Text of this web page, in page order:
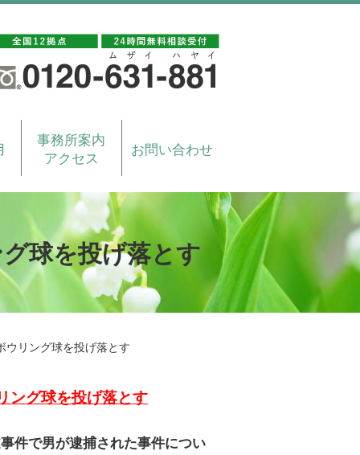
事務所案内
アクセス
お問い合わせ
球を投げ落とす
リング球を投げ落とす
ング球を投げ落とす
件で男が逮捕された事件につい